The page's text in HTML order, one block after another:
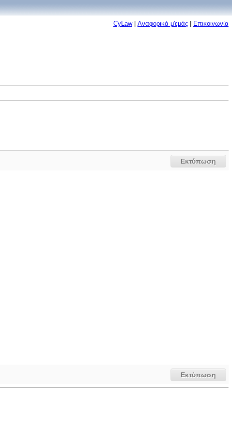
CyLaw| Αναφορικά μ'εμάς| Επικοινωνία
Εκτύπωση
Εκτύπωση